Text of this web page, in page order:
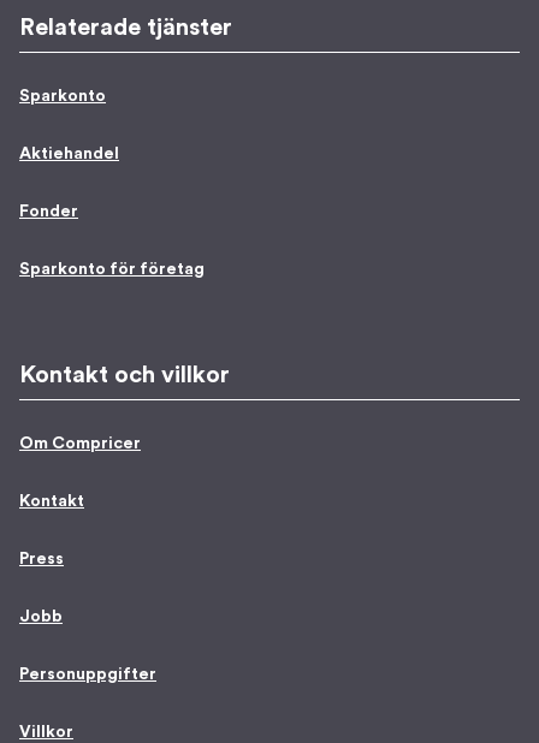
Relaterade tjänster
Sparkonto
Aktiehandel
Fonder
Sparkonto för företag
Kontakt och villkor
Om Compricer
Kontakt
Press
Jobb
Personuppgifter
Villkor